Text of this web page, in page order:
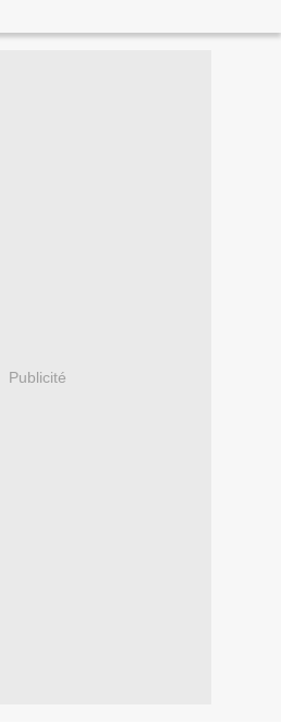
Publicité